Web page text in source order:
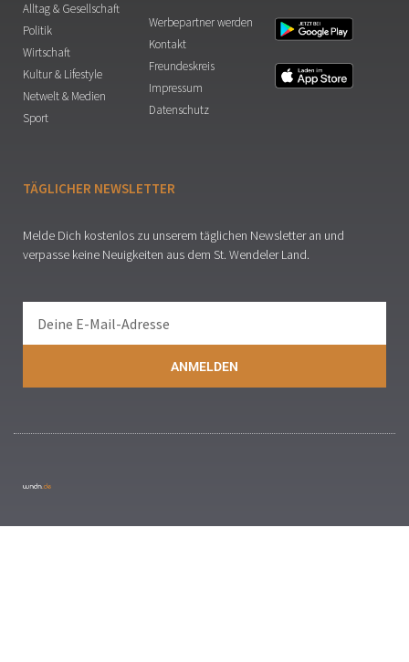
Alltag & Gesellschaft
Politik
Wirtschaft
Kultur & Lifestyle
Netwelt & Medien
Sport
Werbepartner werden
Kontakt
Freundeskreis
Impressum
Datenschutz
TÄGLICHER NEWSLETTER
Melde Dich kostenlos zu unserem täglichen Newsletter an und
verpasse keine Neuigkeiten aus dem St. Wendeler Land.
ANMELDEN